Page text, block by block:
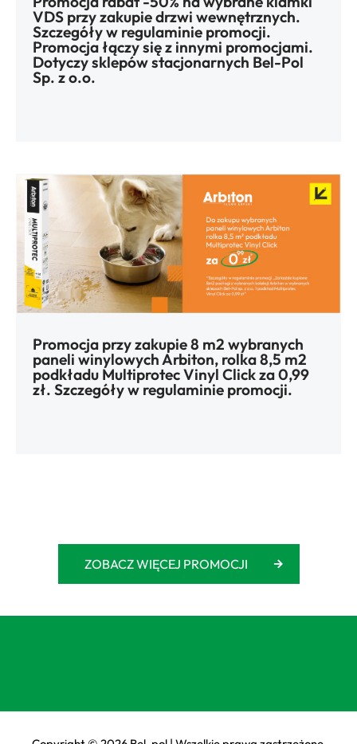
VDS przy zakupie drzwi wewnętrznych.
Szczegóły w regulaminie promocji.
Promocja łączy się z innymi promocjami.
Dotyczy sklepów stacjonarnych Bel-Pol
Sp. z o.o.
Promocja przy zakupie 8 m2 wybranych
paneli winylowych Arbiton, rolka 8,5 m2
podkładu Multiprotec Vinyl Click za 0,99
zł. Szczegóły w regulaminie promocji.
ZOBACZ WIĘCEJ PROMOCJI